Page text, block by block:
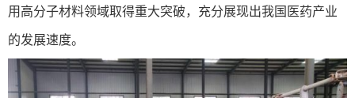
用高分子材料领域取得重大突破，充分展现出我国医药产业
的发展速度。